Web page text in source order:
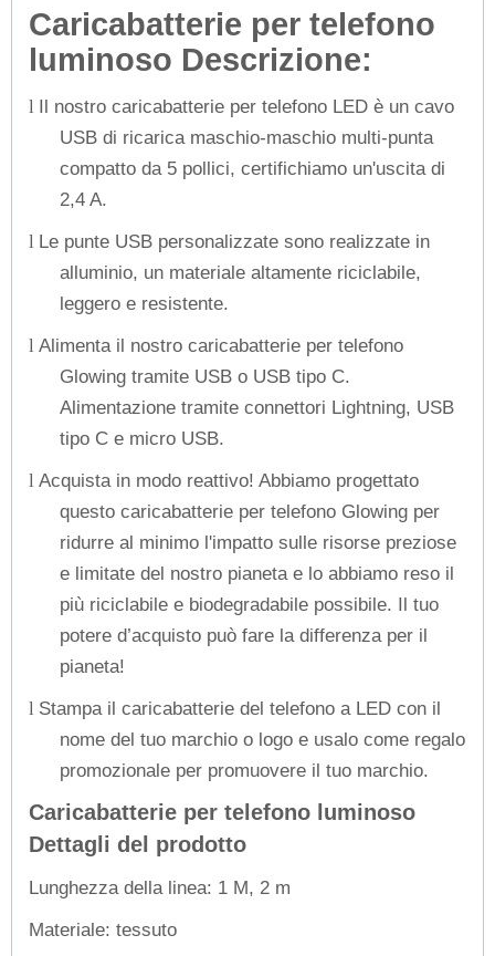
Caricabatterie per telefono
luminoso Descrizione:
l Il nostro caricabatterie per telefono LED è un cavo
USB di ricarica maschio-maschio multi-punta
compatto da 5 pollici, certifichiamo un'uscita di
2,4 A.
l Le punte USB personalizzate sono realizzate in
alluminio, un materiale altamente riciclabile,
leggero e resistente.
l Alimenta il nostro caricabatterie per telefono
Glowing tramite USB o USB tipo C.
Alimentazione tramite connettori Lightning, USB
tipo C e micro USB.
l Acquista in modo reattivo! Abbiamo progettato
questo caricabatterie per telefono Glowing per
ridurre al minimo l'impatto sulle risorse preziose
e limitate del nostro pianeta e lo abbiamo reso il
più riciclabile e biodegradabile possibile. Il tuo
potere d’acquisto può fare la differenza per il
pianeta!
l Stampa il caricabatterie del telefono a LED con il
nome del tuo marchio o logo e usalo come regalo
promozionale per promuovere il tuo marchio.
Caricabatterie per telefono luminoso
Dettagli del prodotto
Lunghezza della linea: 1 M, 2 m
Materiale: tessuto